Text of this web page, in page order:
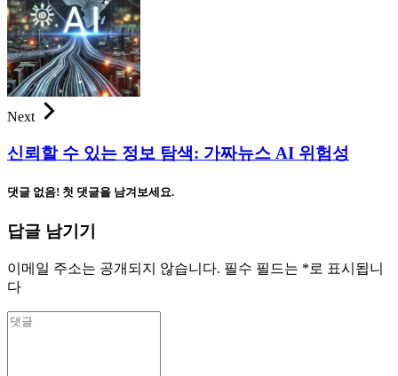
Next
신뢰할 수 있는 정보 탐색: 가짜뉴스 AI 위험성
댓글 없음! 첫 댓글을 남겨보세요.
답글 남기기
이메일 주소는 공개되지 않습니다. 필수 필드는 *로 표시됩니
다